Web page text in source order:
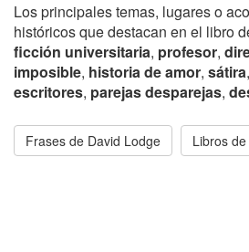
Los principales temas, lugares o
históricos que destacan en el libro
ficción universitaria, profesor,
imposible, historia de amor, sátira,
escritores, parejas desparejas,
Frases de David Lodge Libros